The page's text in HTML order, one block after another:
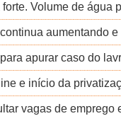
Volume de água
aumentando
apurar caso do
e início da
vagas de emprego